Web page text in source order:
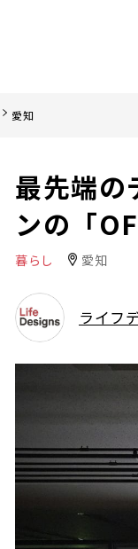
愛知
最先端の
ンの「
暮らし 愛知
ライフ